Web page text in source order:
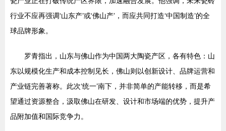
行业不应再强调‘山东产’或‘佛山产’，而应共同打造‘中国制造’的全
球品牌形象。
罗青指出，山东与佛山作为中国两大陶瓷产区，各有特色：山
东以规模化生产和成本控制见长，佛山则以创新设计、品牌运营和
产业链完善著称。此次‘统一’南下，并非简单的产能转移，而是希
望通过资源整合，汲取佛山在研发、设计和市场端的优势，提升产
品附加值和国际竞争力。